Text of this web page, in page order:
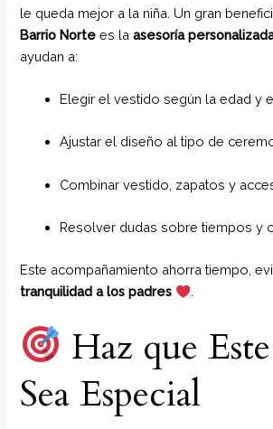
le queda mejor a la niña. Un gran
Barrio Nortees laasesoría
ayudan a:
Elegir el vestido según la edad y
Ajustar el diseño al tipo de
Combinar vestido, zapatos y
Resolver dudas sobre tiempos y
Este acompañamiento ahorra tiempo,
tranquilidad a los padres
Haz que
Sea Especial